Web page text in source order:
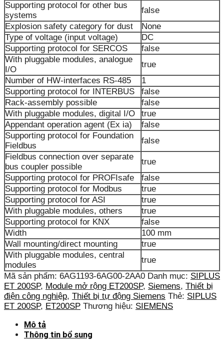
Supporting protocol for other bus
systems
false
Explosion safety category for dust
None
Type of voltage (input voltage)
DC
Supporting protocol for SERCOS
false
With pluggable modules, analogue
I/O
true
Number of HW-interfaces RS-485
1
Supporting protocol for INTERBUS
false
Rack-assembly possible
false
With pluggable modules, digital I/O
true
Appendant operation agent (Ex ia)
false
Supporting protocol for Foundation
Fieldbus
false
Fieldbus connection over separate
bus coupler possible
true
Supporting protocol for PROFIsafe
false
Supporting protocol for Modbus
true
Supporting protocol for ASI
true
With pluggable modules, others
true
Supporting protocol for KNX
false
Width
100 mm
Wall mounting/direct mounting
true
With pluggable modules, central
modules
true
Mã sản phẩm: 6AG1193-6AG00-2AA0 Danh mục: SIPLUS
ET 200SP, Module mở rộng ET200SP, Siemens, Thiết bị
điện công nghiệp, Thiết bị tự động Siemens Thẻ: SIPLUS
ET 200SP, ET200SP Thương hiệu: SIEMENS
Mô tả
Thông tin bổ sung